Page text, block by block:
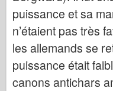
Tristar
Albumai-Nuotraukos
Vaikščioti aplink
puissance et sa
n’étaient pas très
les allemands se
puissance était
canons antichars